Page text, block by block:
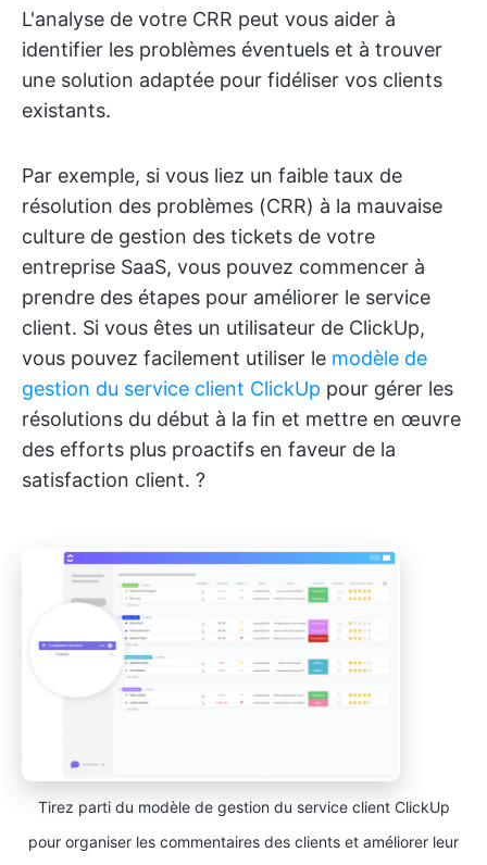
L'analyse de votre CRR peut vous aider à
identifier les problèmes éventuels et à trouver
une solution adaptée pour fidéliser vos clients
existants.
Par exemple, si vous liez un faible taux de
résolution des problèmes (CRR) à la mauvaise
culture de gestion des tickets de votre
entreprise SaaS, vous pouvez commencer à
prendre des étapes pour améliorer le service
client. Si vous êtes un utilisateur de ClickUp,
vous pouvez facilement utiliser le modèle de
gestion du service client ClickUp pour gérer les
résolutions du début à la fin et mettre en œuvre
des efforts plus proactifs en faveur de la
satisfaction client. ?
Tirez parti du modèle de gestion du service client ClickUp
pour organiser les commentaires des clients et améliorer leur